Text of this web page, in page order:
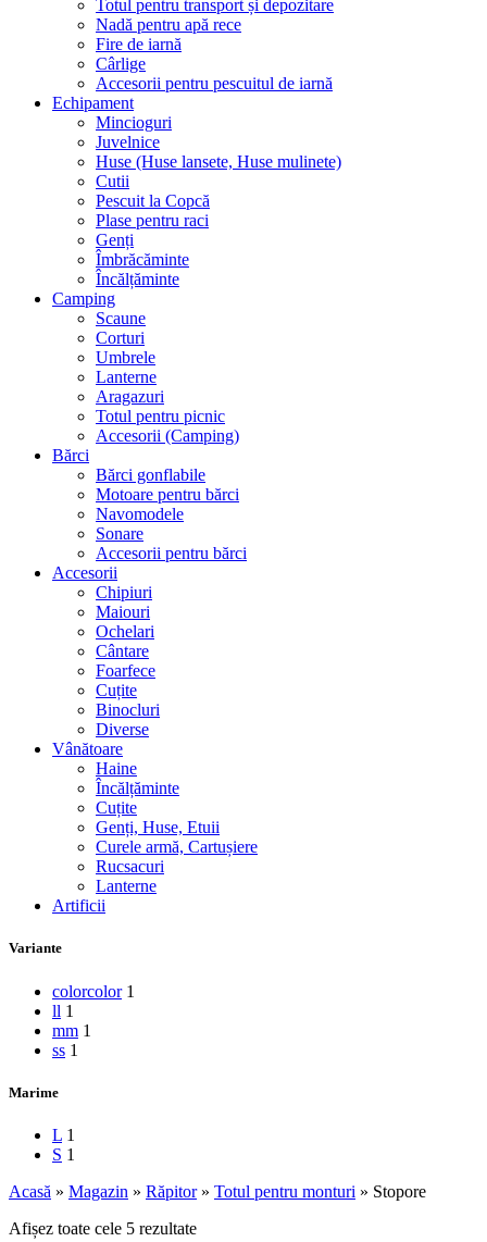
Totul pentru transport și depozitare
Nadă pentru apă rece
Fire de iarnă
Cârlige
Accesorii pentru pescuitul de iarnă
Echipament
Mincioguri
Juvelnice
Huse (Huse lansete, Huse mulinete)
Cutii
Pescuit la Copcă
Plase pentru raci
Genți
Îmbrăcăminte
Încălțăminte
Camping
Scaune
Corturi
Umbrele
Lanterne
Aragazuri
Totul pentru picnic
Accesorii (Camping)
Bărci
Bărci gonflabile
Motoare pentru bărci
Navomodele
Sonare
Accesorii pentru bărci
Accesorii
Chipiuri
Maiouri
Ochelari
Cântare
Foarfece
Cuțite
Binocluri
Diverse
Vânătoare
Haine
Încălțăminte
Cuțite
Genți, Huse, Etuii
Curele armă, Cartușiere
Rucsacuri
Lanterne
Artificii
Variante
colorcolor 1
ll 1
mm 1
ss 1
Marime
L 1
S 1
Acasă » Magazin » Răpitor» Totul pentru monturi » Stopore
Afișez toate cele 5 rezultate